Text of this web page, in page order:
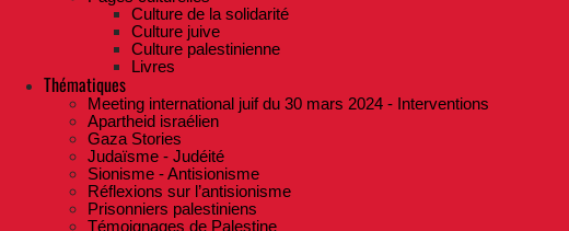
Culture de la solidarité
Culture juive
Culture palestinienne
Livres
Thématiques
Meeting international juif du 30 mars 2024 - Interventions
Apartheid israélien
Gaza Stories
Judaïsme - Judéité
Sionisme - Antisionisme
Réflexions sur l’antisionisme
Prisonniers palestiniens
Témoignages de Palestine